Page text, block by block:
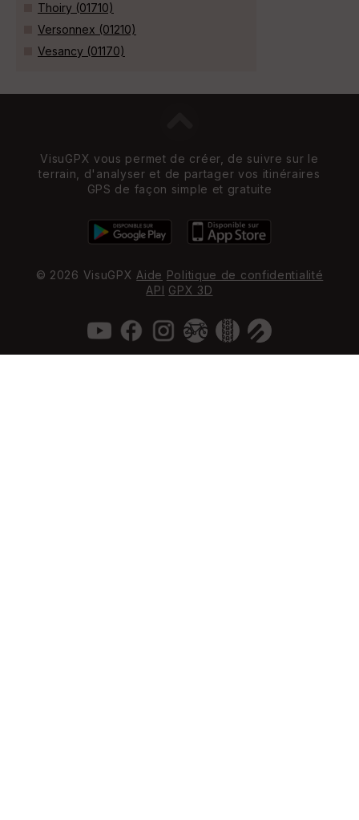
Thoiry (01710)
Versonnex (01210)
Vesancy (01170)
VisuGPX vous permet de créer, de suivre sur le
terrain, d'analyser et de partager vos itinéraires
GPS de façon simple et gratuite
© 2026 VisuGPX Aide Politique de confidentialité
API GPX 3D